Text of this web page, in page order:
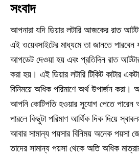
সংবাদ
আপনারা যদি ডিয়ার লটারি আজকের রাত
এই ওয়েবসাইটের মাধ্যমে তা জানতে
আপডেট দেওয়া হয় এবং প্রতিদিন রাত আটটার
করা হয়। এই ডিয়ার লটারি টিকিট কাটার
বিনিময়ে অধিক পরিমাণে অর্থ উপার্জন করা।
আপনি কোটিপতি হওয়ার সুযোগ পেতে পারেন
পারলে কিছুটা পরিমাণ আর্থিক দিক দিয়ে
আবার সামান্য পয়সার বিনিময় অনেক পয়সা
তাদের সামান্য পয়সা থেকে অতি অধিক